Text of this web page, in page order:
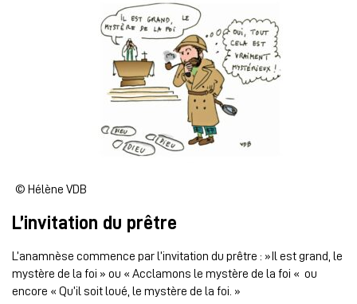
© Hélène VDB
L’invitation du prêtre
L’anamnèse commence par l’invitation du prêtre : »Il est grand, le
mystère de la foi » ou « Acclamons le mystère de la foi « ou
encore « Qu’il soit loué, le mystère de la foi. »